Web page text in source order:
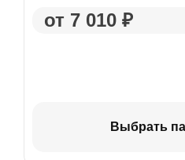
от 7 010 ₽
Выбрать